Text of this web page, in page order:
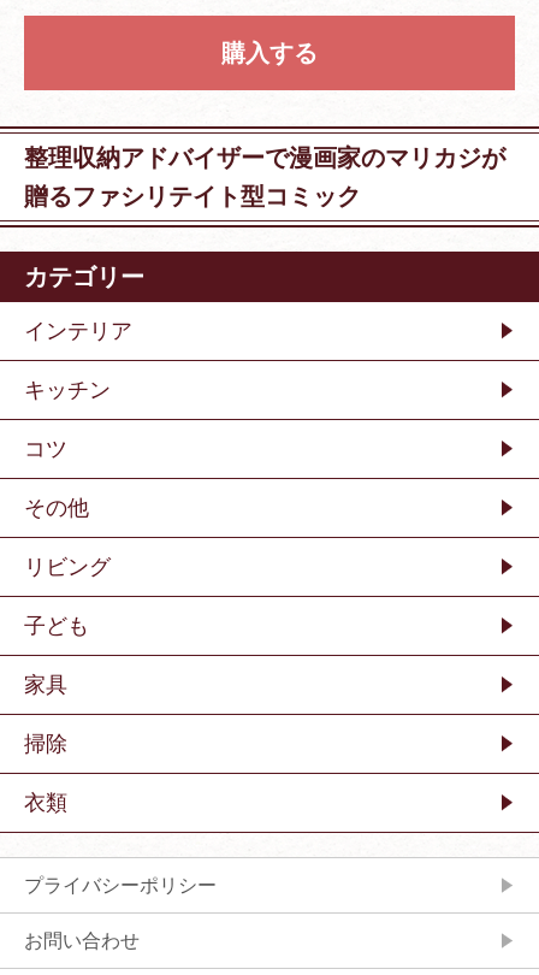
購入する
整理収納アドバイザーで漫画家のマリカジが
贈るファシリテイト型コミック
カテゴリー
インテリア
キッチン
コツ
その他
リビング
子ども
家具
掃除
衣類
プライバシーポリシー
お問い合わせ